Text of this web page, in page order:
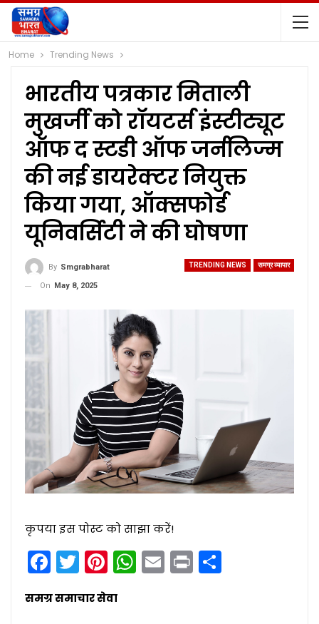
Home Trending News
भारतीय पत्रकार मिताली
मुखर्जी को रॉयटर्स इंस्टीट्यूट
ऑफ द स्टडी ऑफ जर्नलिज्म
की नई डायरेक्टर नियुक्त
किया गया, ऑक्सफोर्ड
यूनिवर्सिटी ने की घोषणा
TRENDING NEWS समग्र व्यापार
By Smgrabharat
On
May 8, 2025
कृपया इस पोस्ट को साझा करें!
Facebook
Twitter
Pinterest
WhatsApp
Email
Print
समग्र समाचार सेवा